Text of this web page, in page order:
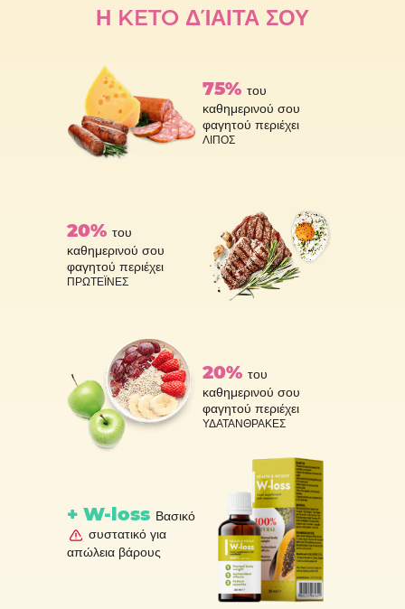
Η KETO ΔΊΑΙΤΑ ΣΟΥ
75% του
καθημερινού σου
φαγητού περιέχει
ΛΙΠΟΣ
20% του
καθημερινού σου
φαγητού περιέχει
ΠΡΩΤΕΪΝΕΣ
20% του
καθημερινού σου
φαγητού περιέχει
ΥΔΑΤΑΝΘΡΑΚΕΣ
+ W-loss Βασικό
συστατικό για
απώλεια βάρους